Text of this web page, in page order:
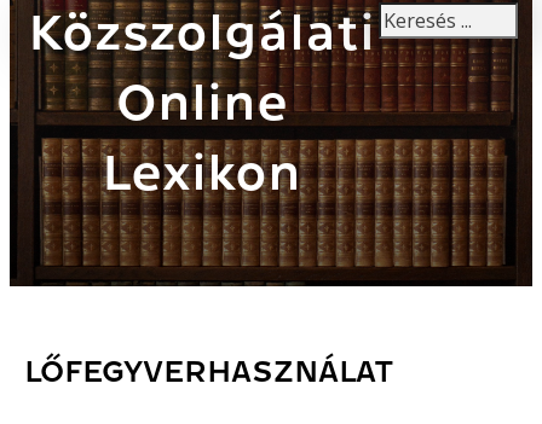
Közszolgálati
Online
Lexikon
Keresés
LŐFEGYVERHASZNÁLAT